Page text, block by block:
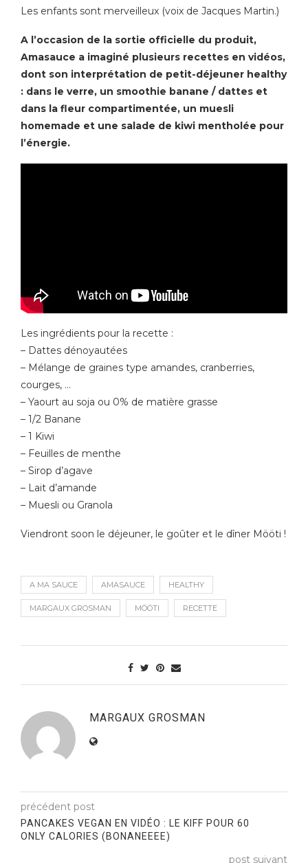
Les enfants sont merveilleux (voix de Jacques Martin.)
A l’occasion de la sortie officielle du produit,
Amasauce a imaginé plusieurs recettes en vidéos,
dont son interprétation de petit-déjeuner healthy
: dans le verre, un smoothie banane / dattes et
dans la fleur compartimentée, un muesli
homemade et une salade de kiwi mentholée pour
l’énergie.
Les ingrédients pour la recette :
– Dattes dénoyautées
– Mélange de graines type amandes, cranberries,
courges, …
– Yaourt au soja ou 0% de matière grasse
– 1/2 Banane
– 1 Kiwi
– Feuilles de menthe
– Sirop d’agave
– Lait d’amande
– Muesli ou Granola
Viendront soon le déjeuner, le goûter et le dîner Mööti !
A MA SAUCE AMASAUCE HEALTHY
MARGAUX GROSMAN MÖÖTI RECETTE
MARGAUX GROSMAN
précédent post
PANCAKES VEGAN EN VIDÉO : LE KIFF POUR 60
ONLY CALORIES (BONANEEEE)
post suivant